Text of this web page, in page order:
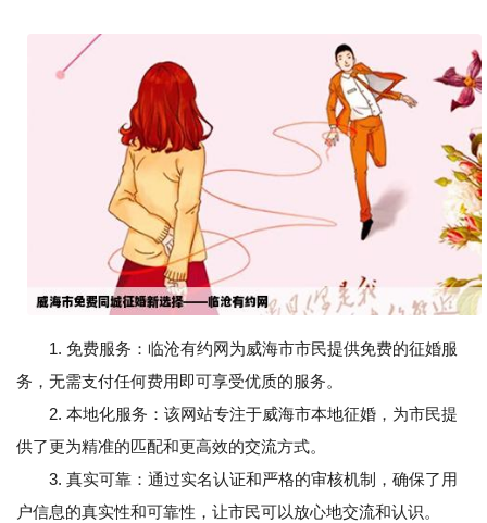
1. 免费服务：临沧有约网为威海市市民提供免费的征婚服
务，无需支付任何费用即可享受优质的服务。
2. 本地化服务：该网站专注于威海市本地征婚，为市民提
供了更为精准的匹配和更高效的交流方式。
3. 真实可靠：通过实名认证和严格的审核机制，确保了用
户信息的真实性和可靠性，让市民可以放心地交流和认识。